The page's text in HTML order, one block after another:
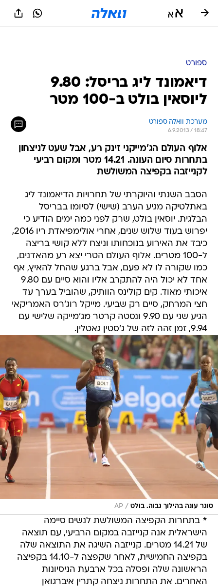
ספורט
דיאמונד ליג בריסל: 9.80
ליוסאין בולט ב-100 מטר
מערכת וואלה ספורט
6.9.2013 / 18:47
אלוף העולם הג'מייקני זינק רע, אבל שעט לניצחון
בתחרות סיום העונה. 14.21 מטר ומקום רביעי
לקנייזבה בקפיצה המשולשת
הסבב השנתי והיוקרתי של תחרויות הדיאמונד ליג
באתלטיקה מגיע הערב (שישי) לסיומו בבריסל
הבלגית. יוסאין בולט, שרק לפני כמה ימים הודיע כי
יפרוש בעוד שלוש שנים, אחרי אולימפיאדת ריו 2016,
כיבד את האירוע בנוכחותו וניצח ללא קושי בריצה
ל-100 מטרים. אלוף העולם הטרי יצא רע מהאדנים,
כמו שקורה לו לא פעם, אבל ברגע שהחל להאיץ, אף
אחד לא יכול היה להתקרב אליו והוא סיים עם 9.80
איכותי מאוד. קים קולינס הוותיק, שהוביל בערך עד
חצי המרחק, סיים רק שביעי. מייקל רוג'רס האמריקאי
הגיע שני עם 9.90 ונסטה קרטר מג'מייקה שלישי עם
9.94, זמן זהה לזה של ג'סטין גאטלין.
סוגר עונה בהילוך גבוה. בולט /
AP
* בתחרות הקפיצה המשולשת לנשים סיימה
הישראלית אנה קנייזבה במקום הרביעי, עם תוצאה
של 14.21 מטרים. קנייזבה השיגה את התוצאה שלה
בקפיצה החמישית, לאחר שקפצה ל-14.10 בקפיצה
הראשונה שלה ופסלה בכל ארבעת הניסיונות
האחרים. את התחרות ניצחה קתרין איברגואן